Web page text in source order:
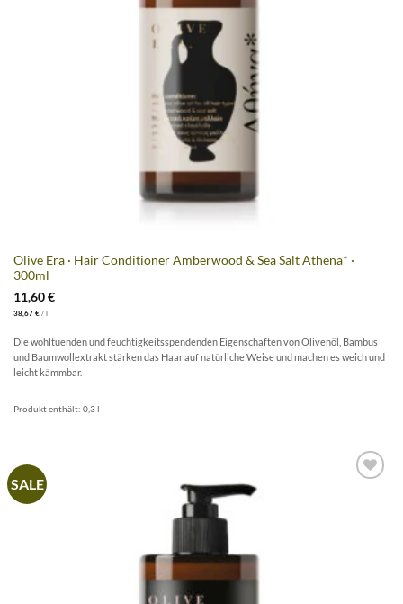
Olive Era · Hair Conditioner Amberwood & Sea Salt Athena* ·
300ml
11,60€
38,67 €/ l
Die wohltuenden und feuchtigkeitsspendenden Eigenschaften von Olivenöl, Bambus
und Baumwollextrakt stärken das Haar auf natürliche Weise und machen es weich und
leicht kämmbar.
Produkt enthält: 0,3l
SALE